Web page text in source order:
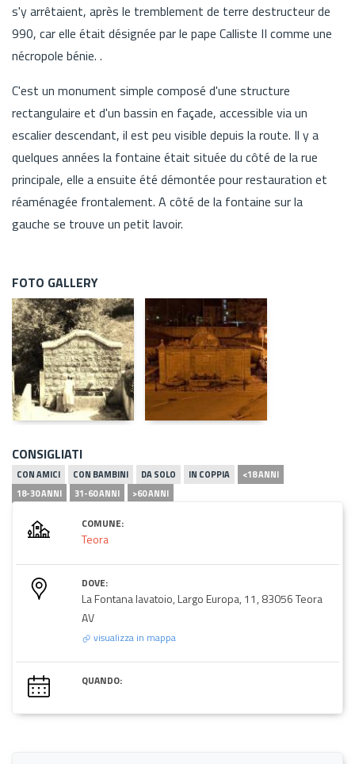
s'y arrêtaient, après le tremblement de terre destructeur de
990, car elle était désignée par le pape Calliste II comme une
nécropole bénie. .
C'est un monument simple composé d'une structure
rectangulaire et d'un bassin en façade, accessible via un
escalier descendant, il est peu visible depuis la route. Il y a
quelques années la fontaine était située du côté de la rue
principale, elle a ensuite été démontée pour restauration et
réaménagée frontalement. A côté de la fontaine sur la
gauche se trouve un petit lavoir.
FOTO GALLERY
CONSIGLIATI
CON AMICI CON BAMBINI DA SOLO IN COPPIA
<18 ANNI
18-30 ANNI
31-60 ANNI >60 ANNI
COMUNE:
Teora
DOVE:
La Fontana lavatoio, Largo Europa, 11, 83056 Teora
AV
visualizza in mappa
QUANDO: